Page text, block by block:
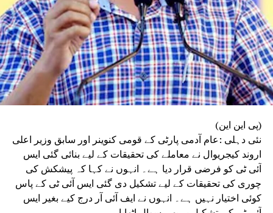
(پی این این)
نئی دہلی :عام آدمی پارٹی کے قومی کنوینر اور سابق وزیر اعلی
اروند کیجریوال نے معاملے کی تحقیقات کے لیے بنائی گئی ایس
آئی ٹی کو فرضی قرار دیا ہے۔ انہوں نے کہا کہ پیشکش کی
چوری کی تحقیقات کے لیے تشکیل دی گئی ایس آئی ٹی کے پاس
کوئی اختیار نہیں ہے۔ انہوں نے ایف آئی آر درج کیے بغیر ایس